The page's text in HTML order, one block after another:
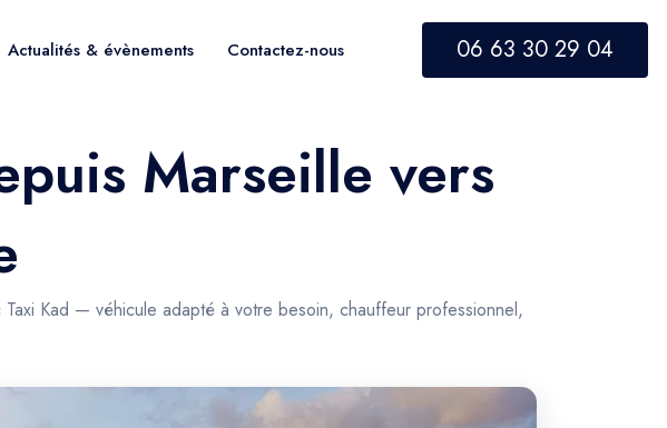
Actualités & évènements Contactez-nous 06 63 30 29 04
Marseille vers
Kad — véhicule adapté à votre besoin, chauffeur professionnel,